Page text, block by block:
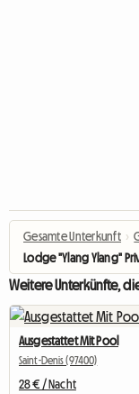
Gesamte Unterkunft ›
Lodge "Ylang Ylang"
Weitere Unterkünfte,
Ausgestattet Mit Pool
Saint-Denis (97400)
28 € / Nacht